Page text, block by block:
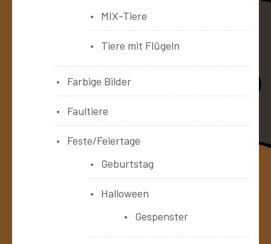
MIX-Tiere
Tiere mit Flügeln
Farbige Bilder
Faultiere
Feste/Feiertage
Geburtstag
Halloween
Gespenster